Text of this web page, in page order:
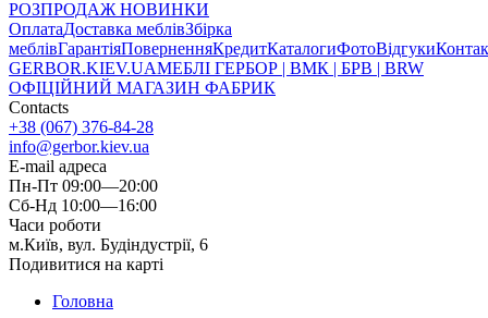
РОЗПРОДАЖ НОВИНКИ
ОплатаДоставка меблівЗбірка
меблівГарантіяПоверненняКредитКаталогиФотоВідгуки
GERBOR.KIEV.UAМЕБЛI ГЕРБОР | ВМК | БРВ | BRW
ОФІЦІЙНИЙ МАГАЗИН ФАБРИК
Contacts
+38 (067) 376-84-28
info@gerbor.kiev.ua
E-mail адреса
Пн-Пт 09:00—20:00
Сб-Нд 10:00—16:00
Часи роботи
м.Київ, вул. Будіндустрії, 6
Подивитися на карті
Головна